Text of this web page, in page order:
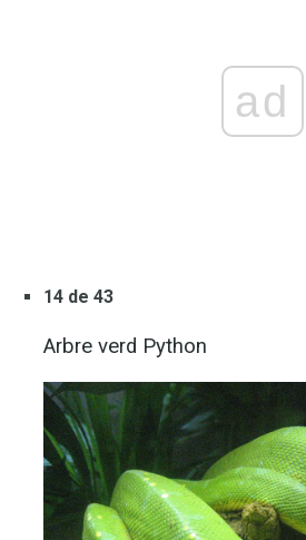
ad
14 de 43
Arbre verd Python